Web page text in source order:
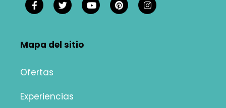
Mapa del sitio
Ofertas
Experiencias